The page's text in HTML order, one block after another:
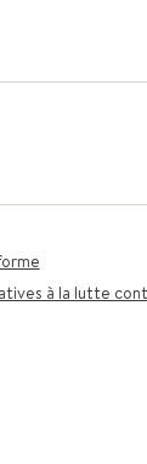
à la lutte